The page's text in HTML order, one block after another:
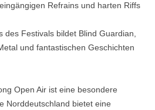
Refrains und harten Riffs
des Festivals bildet Blind Guardian,
und fantastischen Geschichten
Open Air ist eine besondere
Norddeutschland bietet eine